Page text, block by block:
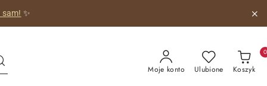
✨
Moje konto Ulubione Koszyk
0